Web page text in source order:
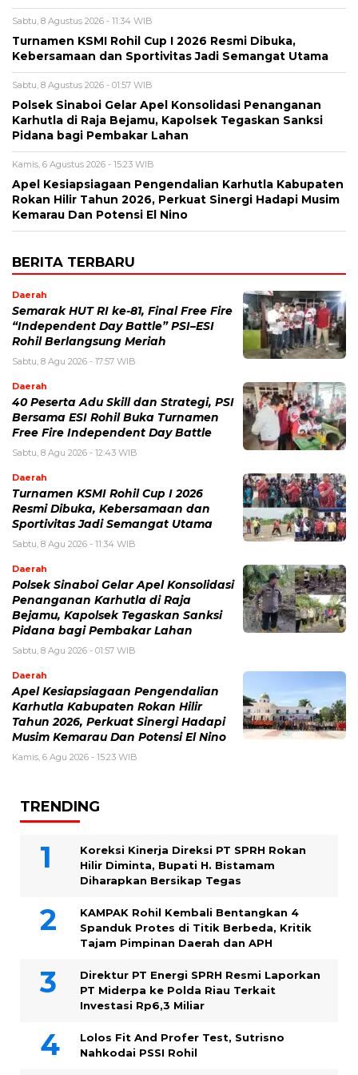
Sabtu, 8 Agustus 2026 - 11:34 WIB
Turnamen KSMI Rohil Cup I 2026 Resmi Dibuka,
Kebersamaan dan Sportivitas Jadi Semangat Utama
Sabtu, 8 Agustus 2026 - 01:57 WIB
Polsek Sinaboi Gelar Apel Konsolidasi Penanganan
Karhutla di Raja Bejamu, Kapolsek Tegaskan Sanksi
Pidana bagi Pembakar Lahan
Kamis, 6 Agustus 2026 - 15:23 WIB
Apel Kesiapsiagaan Pengendalian Karhutla Kabupaten
Rokan Hilir Tahun 2026, Perkuat Sinergi Hadapi Musim
Kemarau Dan Potensi El Nino
BERITA TERBARU
Daerah
Semarak HUT RI ke-81, Final Free Fire
“Independent Day Battle” PSI–ESI
Rohil Berlangsung Meriah
Sabtu, 8 Agu 2026 - 17:57 WIB
Daerah
40 Peserta Adu Skill dan Strategi, PSI
Bersama ESI Rohil Buka Turnamen
Free Fire Independent Day Battle
Sabtu, 8 Agu 2026 - 12:43 WIB
Daerah
Turnamen KSMI Rohil Cup I 2026
Resmi Dibuka, Kebersamaan dan
Sportivitas Jadi Semangat Utama
Sabtu, 8 Agu 2026 - 11:34 WIB
Daerah
Polsek Sinaboi Gelar Apel Konsolidasi
Penanganan Karhutla di Raja
Bejamu, Kapolsek Tegaskan Sanksi
Pidana bagi Pembakar Lahan
Sabtu, 8 Agu 2026 - 01:57 WIB
Daerah
Apel Kesiapsiagaan Pengendalian
Karhutla Kabupaten Rokan Hilir
Tahun 2026, Perkuat Sinergi Hadapi
Musim Kemarau Dan Potensi El Nino
Kamis, 6 Agu 2026 - 15:23 WIB
TRENDING
Koreksi Kinerja Direksi PT SPRH Rokan
Hilir Diminta, Bupati H. Bistamam
Diharapkan Bersikap Tegas
KAMPAK Rohil Kembali Bentangkan 4
Spanduk Protes di Titik Berbeda, Kritik
Tajam Pimpinan Daerah dan APH
Direktur PT Energi SPRH Resmi Laporkan
PT Miderpa ke Polda Riau Terkait
Investasi Rp6,3 Miliar
Lolos Fit And Profer Test, Sutrisno
Nahkodai PSSI Rohil